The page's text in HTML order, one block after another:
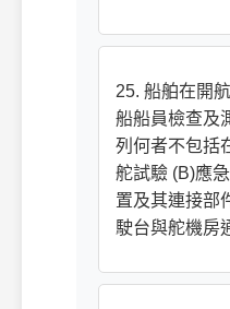
25. 船舶在開
船船員檢查及
列何者不包括
舵試驗 (B)應
置及其連接部
駛台與舵機房